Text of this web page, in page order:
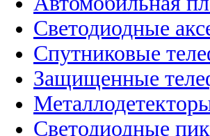
Светодиодные
Спутниковые
Защищенные
Светодиодные